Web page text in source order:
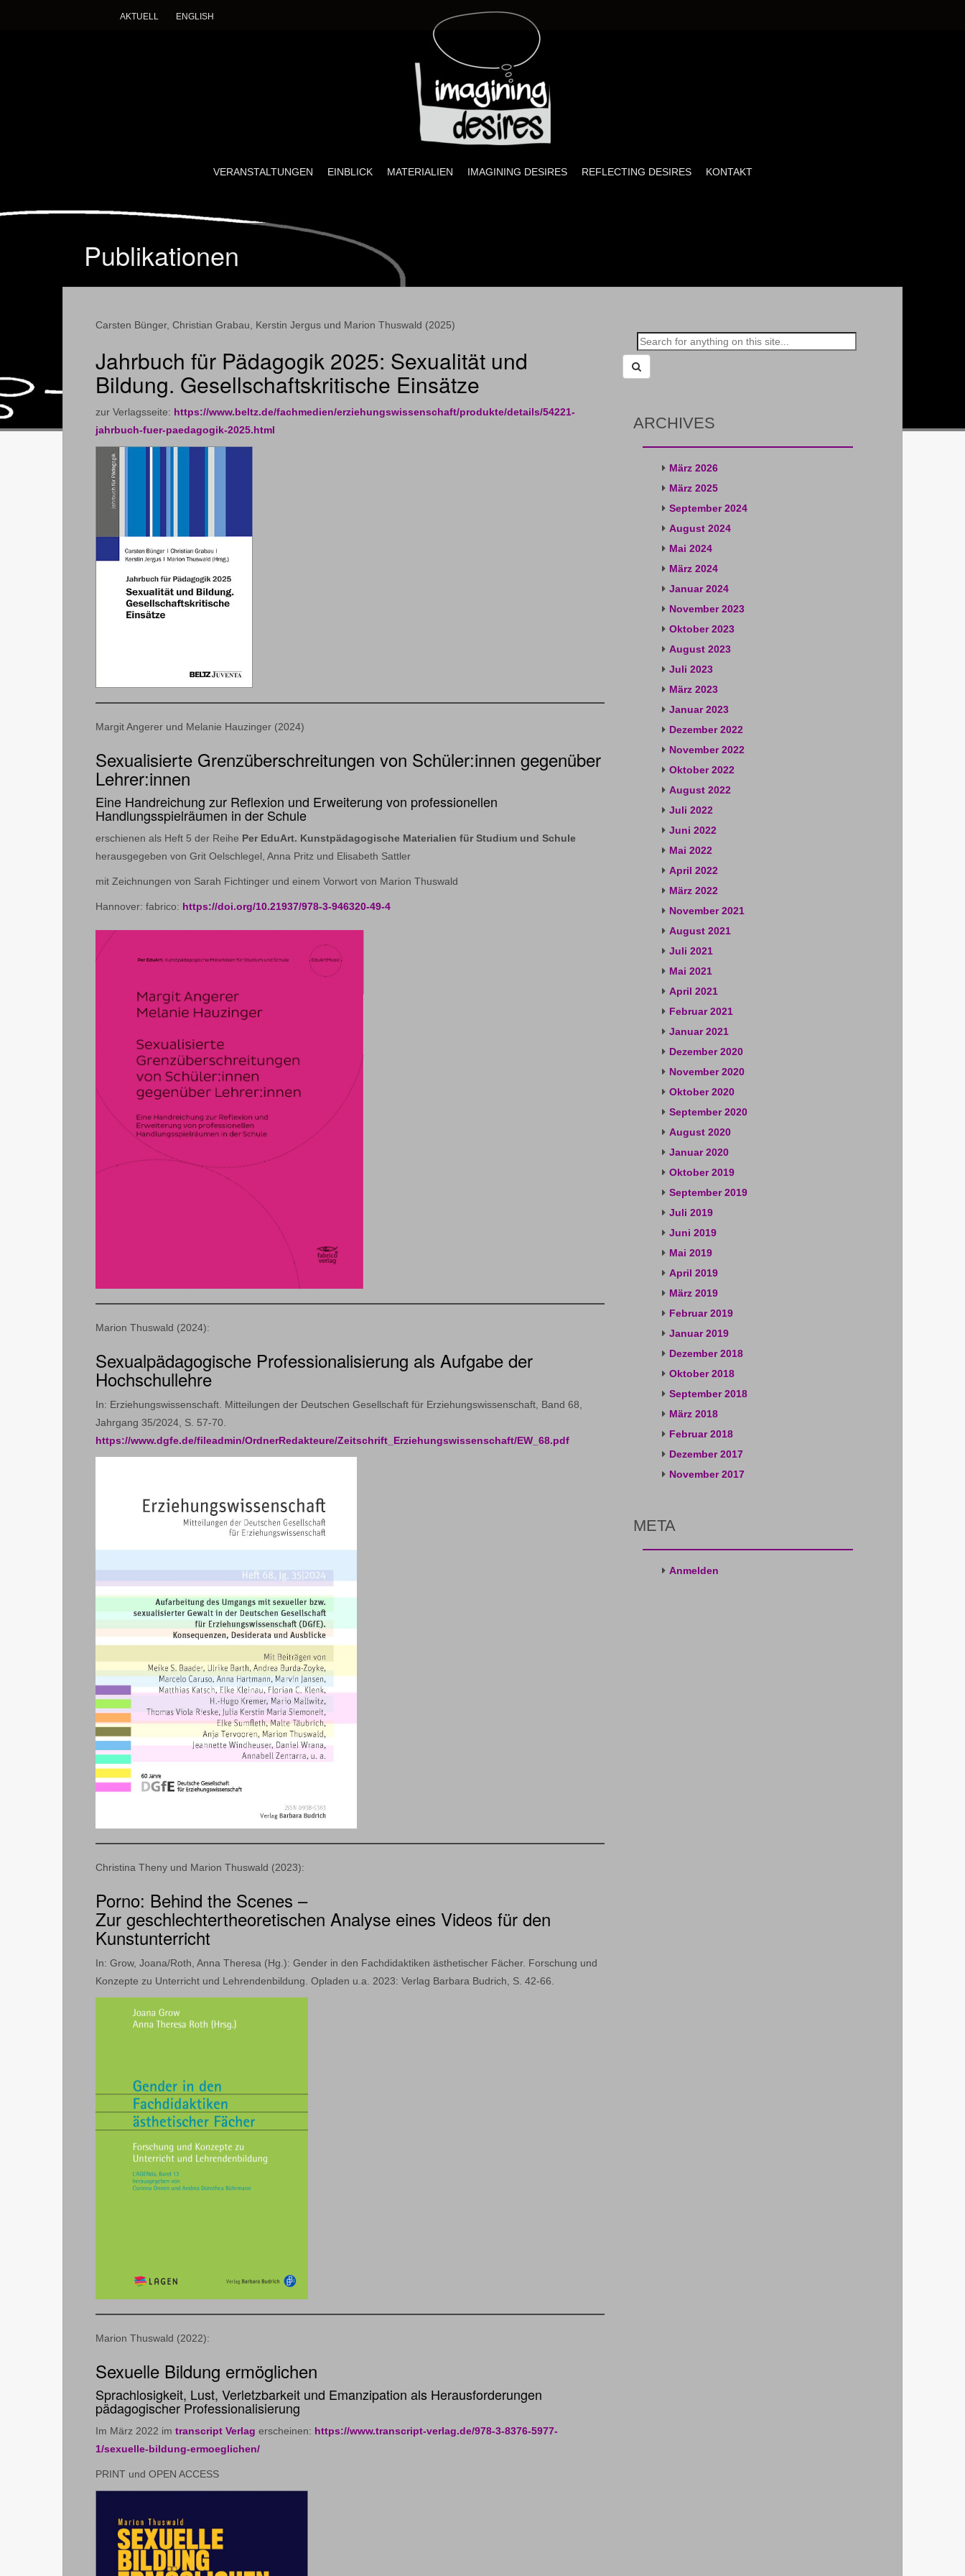
AKTUELL ENGLISH
Ein wissenschaftlich-künstlerisches Forschungsprojekt zu Sexualität, visueller Kultur und Pädagogik
TO
VERANSTALTUNGEN EINBLICK MATERIALIEN IMAGINING DESIRES REFLECTING DESIRES KONTAKT
Publikationen
Carsten Bünger, Christian Grabau, Kerstin Jergus und Marion Thuswald (2025)
Jahrbuch für Pädagogik 2025: Sexualität und
Bildung. Gesellschaftskritische Einsätze
zur Verlagsseite: https://www.beltz.de/fachmedien/erziehungswissenschaft/produkte/details/54221-
jahrbuch-fuer-paedagogik-2025.html
Margit Angerer und Melanie Hauzinger (2024)
Sexualisierte Grenzüberschreitungen von Schüler:innen gegenüber
Lehrer:innen
Eine Handreichung zur Reflexion und Erweiterung von professionellen
Handlungsspielräumen in der Schule
erschienen als Heft 5 der Reihe Per EduArt. Kunstpädagogische Materialien für Studium und Schule
herausgegeben von Grit Oelschlegel, Anna Pritz und Elisabeth Sattler
mit Zeichnungen von Sarah Fichtinger und einem Vorwort von Marion Thuswald
Hannover: fabrico: https://doi.org/10.21937/978-3-946320-49-4
Marion Thuswald (2024):
Sexualpädagogische Professionalisierung als Aufgabe der
Hochschullehre
In: Erziehungswissenschaft. Mitteilungen der Deutschen Gesellschaft für Erziehungswissenschaft, Band 68,
Jahrgang 35/2024, S. 57-70.
https://www.dgfe.de/fileadmin/OrdnerRedakteure/Zeitschrift_Erziehungswissenschaft/EW_68.pdf
Christina Theny und Marion Thuswald (2023):
Porno: Behind the Scenes –
Zur geschlechtertheoretischen Analyse eines Videos für den
Kunstunterricht
In: Grow, Joana/Roth, Anna Theresa (Hg.): Gender in den Fachdidaktiken ästhetischer Fächer. Forschung und
Konzepte zu Unterricht und Lehrendenbildung. Opladen u.a. 2023: Verlag Barbara Budrich, S. 42-66.
Marion Thuswald (2022):
Sexuelle Bildung ermöglichen
Sprachlosigkeit, Lust, Verletzbarkeit und Emanzipation als Herausforderungen
pädagogischer Professionalisierung
Im März 2022 im transcript Verlag erscheinen: https://www.transcript-verlag.de/978-3-8376-5977-
1/sexuelle-bildung-ermoeglichen/
PRINT und OPEN ACCESS
Search
for:
ARCHIVES
März 2026
März 2025
September 2024
August 2024
Mai 2024
März 2024
Januar 2024
November 2023
Oktober 2023
August 2023
Juli 2023
März 2023
Januar 2023
Dezember 2022
November 2022
Oktober 2022
August 2022
Juli 2022
Juni 2022
Mai 2022
April 2022
März 2022
November 2021
August 2021
Juli 2021
Mai 2021
April 2021
Februar 2021
Januar 2021
Dezember 2020
November 2020
Oktober 2020
September 2020
August 2020
Januar 2020
Oktober 2019
September 2019
Juli 2019
Juni 2019
Mai 2019
April 2019
März 2019
Februar 2019
Januar 2019
Dezember 2018
Oktober 2018
September 2018
März 2018
Februar 2018
Dezember 2017
November 2017
META
Anmelden